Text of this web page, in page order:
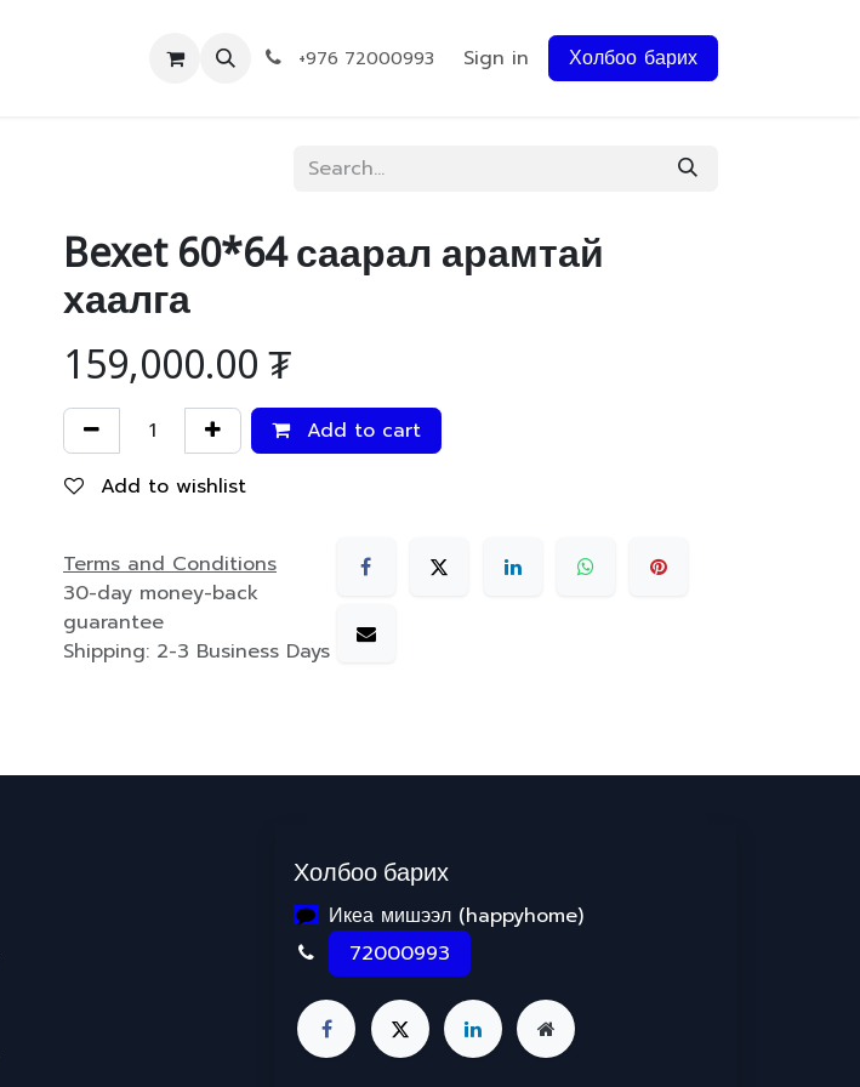
+976 72000993 Sign in Холбоо барих
Bexet 60*64 саарал арамтай
хаалга
159,000.00₮
Add to cart
Add to wishlist
Terms and Conditions
30-day money-back
guarantee
Shipping: 2-3 Business Days
Холбоо барих
Икеа мишээл (happyhome)
72000993